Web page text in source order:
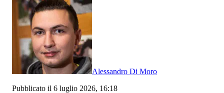
Alessandro Di Moro
Pubblicato il 6 luglio 2026, 16:18